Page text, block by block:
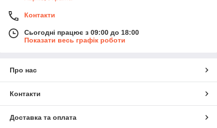
Контакти
Сьогодні працює з 09:00 до 18:00
Показати весь графік роботи
Про нас
Контакти
Доставка та оплата